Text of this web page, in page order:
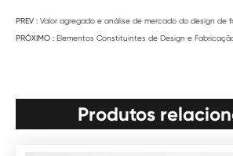
PREV : Valor agregado e análise de mercado do design de
PRÓXIMO : Elementos Constituintes de Design e
Produtos